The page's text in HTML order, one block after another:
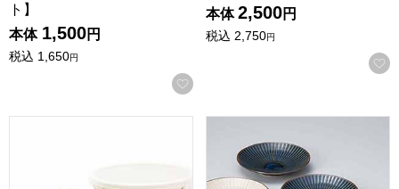
ト】
本体 1,500円
税込 1,650円
お気に入りに登録する
本体 2,500円
税込 2,750円